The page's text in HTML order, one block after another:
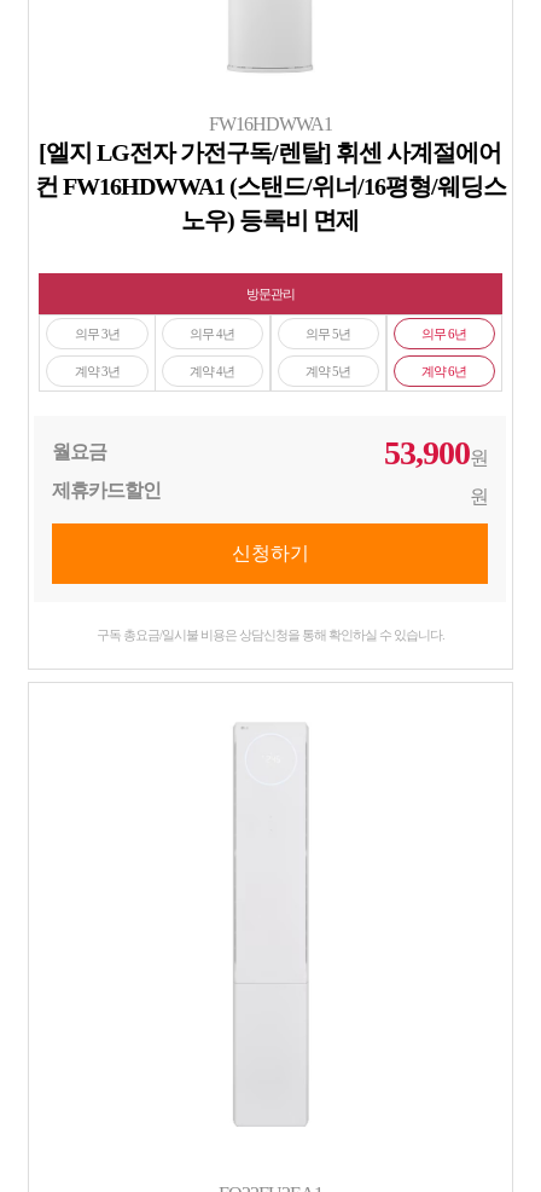
FW16HDWWA1
[엘지 LG전자 가전구독/렌탈] 휘센 사계절에어
컨 FW16HDWWA1 (스탠드/위너/16평형/웨딩스
노우) 등록비 면제
방문관리
의무 3년
계약 3년
의무 4년
계약 4년
의무 5년
계약 5년
의무 6년
계약 6년
월요금 53,900원
제휴카드할인
원
구독 총요금/일시불 비용은 상담신청을 통해 확인하실 수 있습니다.